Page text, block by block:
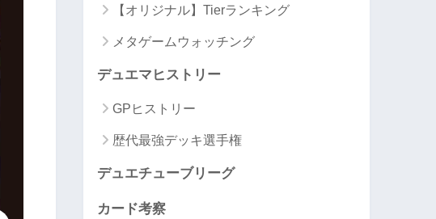
【オリジナル】Tierランキング
メタゲームウォッチング
デュエマヒストリー
GPヒストリー
歴代最強デッキ選手権
デュエチューブリーグ
カード考察